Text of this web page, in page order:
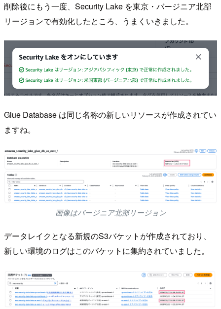
削除後にもう一度、Security Lake を東京・バージニア北部
リージョンで有効化したところ、うまくいきました。
Glue Database は同じ名称の新しいリソースが作成されてい
ますね。
画像はバージニア北部リージョン
データレイクとなる新規のS3バケットが作成されており、
新しい環境のログはこのバケットに集約されていました。